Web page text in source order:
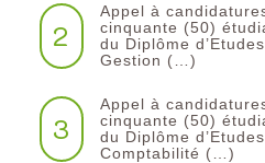
2
Appel à
cinquante (50)
du Diplôme
Gestion (…)
3
Appel à
cinquante (50)
du Diplôme
Comptabilité (…)